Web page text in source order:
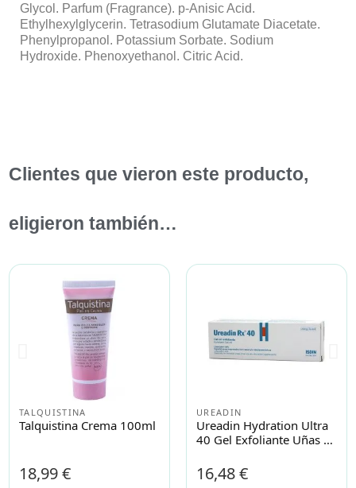
Glycol. Parfum (Fragrance). p-Anisic Acid.
Ethylhexylglycerin. Tetrasodium Glutamate Diacetate.
Phenylpropanol. Potassium Sorbate. Sodium
Hydroxide. Phenoxyethanol. Citric Acid.
Clientes que vieron este producto,
eligieron también…
TALQUISTINA
Talquistina Crema 100ml
18,99 €
UREADIN
Ureadin Hydration Ultra
40 Gel Exfoliante Uñas Y
16,48 €